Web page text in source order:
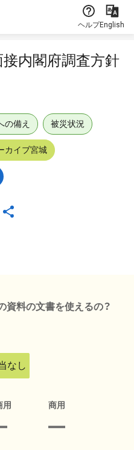
ヘルプEnglish
内閣府調査方針
の備え 被災状況
カイブ宮城
資料の文書を使えるの？
なし
用 商用